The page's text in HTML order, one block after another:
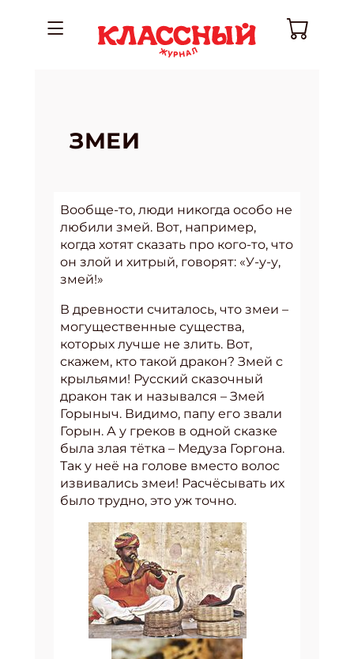
ЗМЕИ
Вообще-то, люди никогда особо не
любили змей. Вот, например,
когда хотят сказать про кого-то, что
он злой и хитрый, говорят: «У-у-у,
змей!»
В древности считалось, что змеи –
могущественные существа,
которых лучше не злить. Вот,
скажем, кто такой дракон? Змей с
крыльями! Русский сказочный
дракон так и назывался – Змей
Горыныч. Видимо, папу его звали
Горын. А у греков в одной сказке
была злая тётка – Медуза Горгона.
Так у неё на голове вместо волос
извивались змеи! Расчёсывать их
было трудно, это уж точно.